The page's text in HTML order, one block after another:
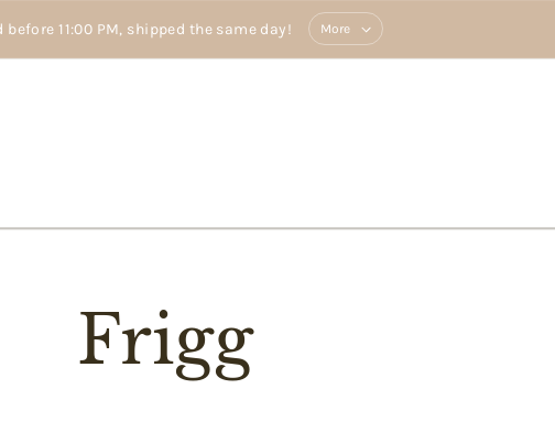
before 11:00 PM, shipped the same day! More
Frigg